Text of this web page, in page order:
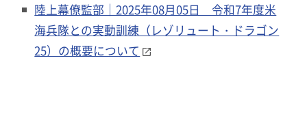
陸上幕僚監部｜2025年08月05日 令和7年度米
海兵隊との実動訓練（レゾリュート・ドラゴン
25）の概要について